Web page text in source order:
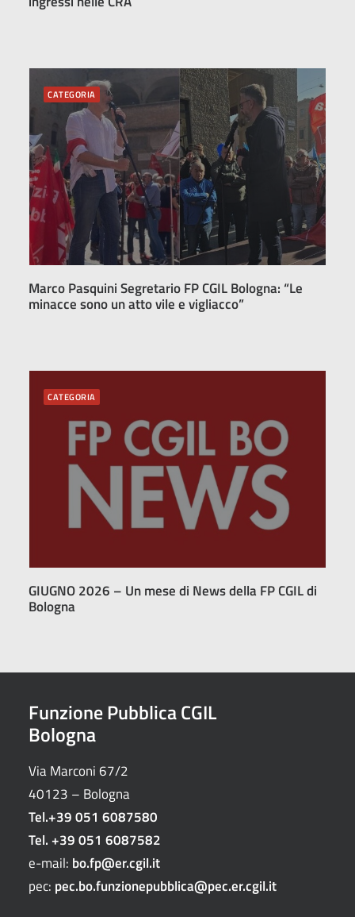
CATEGORIA
Marco Pasquini Segretario FP CGIL Bologna: “Le
minacce sono un atto vile e vigliacco”
CATEGORIA
GIUGNO 2026 – Un mese di News della FP CGIL di
Bologna
Funzione Pubblica CGIL
Bologna
Via Marconi 67/2
40123 – Bologna
Tel.+39 051 6087580
Tel. +39 051 6087582
e-mail: bo.fp@er.cgil.it
pec: pec.bo.funzionepubblica@pec.er.cgil.it